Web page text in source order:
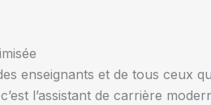
enseignants et de tous ceux
l’assistant de carrière